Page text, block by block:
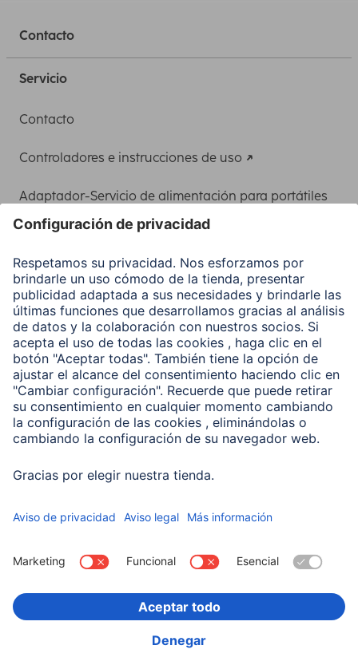
Contacto
Servicio
Contacto
Controladores e instrucciones de uso
Adaptador-Servicio de alimentación para portátiles
Clientes online
Conviértete en distribuidor
Compañía
Historia de la empresa
Hama en todo el Mundo
Sostenibilidad
Business-Portal
Escoger Pais